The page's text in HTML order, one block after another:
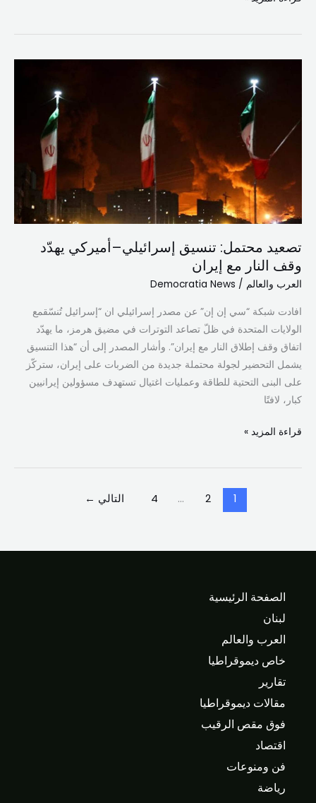
تصعيد محتمل: تنسيق إسرائيلي–أميركي يهدّد
وقف النار مع إيران
العرب والعالم /
Democratia News
افادت شبكة “سي إن إن” عن مصدر إسرائيلي ان “إسرائيل تُنسّقمع
الولايات المتحدة في ظلّ تصاعد التوترات في مضيق هرمز، ما يهدّد
اتفاق وقف إطلاق النار مع إيران”. وأشار المصدر إلى أن “هذا التنسيق
يشمل التحضير لجولة محتملة جديدة من الضربات على إيران، ستركّز
على البنى التحتية للطاقة وعمليات اغتيال تستهدف مسؤولين إيرانيين
كبار، لافتًا
إسرائيلي–
أميركي
النار
مع
إيران
قراءة المزيد »
1
2
…
4 التالي ←
الصفحة الرئيسية
لبنان
العرب والعالم
خاص ديموقراطيا
تقارير
مقالات ديموقراطيا
فوق مقص الرقيب
اقتصاد
فن ومنوعات
رياضة